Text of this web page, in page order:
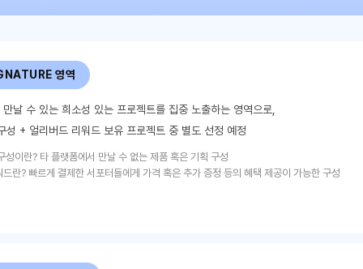
영역
만날 수 있는 희소성 있는 프로젝트를 집중 노출하는 영역으로,
성 + 얼리버드 리워드 보유 프로젝트 중 별도 선정 예정
성이란? 타 플랫폼에서 만날 수 없는 제품 혹은 기획 구성
란? 빠르게 결제한 서포터들에게 가격 혹은 추가 증정 등의 혜택 제공이 가능한 구성